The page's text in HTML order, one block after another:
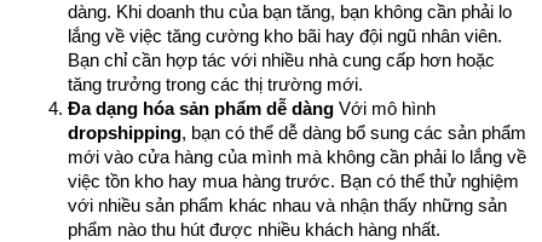
dàng. Khi doanh thu của bạn tăng, bạn không cần phải lo
lắng về việc tăng cường kho bãi hay đội ngũ nhân viên.
Bạn chỉ cần hợp tác với nhiều nhà cung cấp hơn hoặc
tăng trưởng trong các thị trường mới.
Đa dạng hóa sản phẩm dễ dàng
dropshipping, bạn có thể dễ dàng bổ sung các sản phẩm
mới vào cửa hàng của mình mà không cần phải lo lắng về
việc tồn kho hay mua hàng trước. Bạn có thể thử nghiệm
với nhiều sản phẩm khác nhau và nhận thấy những sản
phẩm nào thu hút được nhiều khách hàng nhất.